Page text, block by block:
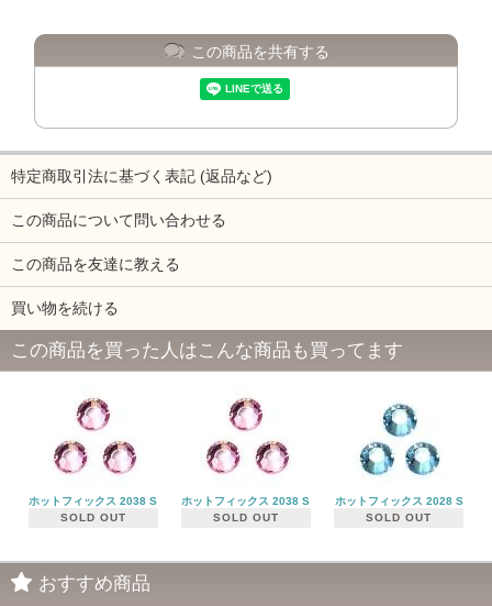
この商品を共有する
特定商取引法に基づく表記 (返品など)
この商品について問い合わせる
この商品を友達に教える
買い物を続ける
この商品を買った人はこんな商品も買ってます
ホットフィックス 2038 S
SOLD OUT
ホットフィックス 2038 S
SOLD OUT
ホットフィックス 2028 S
SOLD OUT
おすすめ商品